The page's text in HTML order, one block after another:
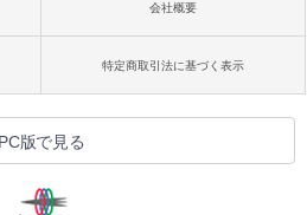
会社概要
特定商取引法に基づく表示
PC版で見る